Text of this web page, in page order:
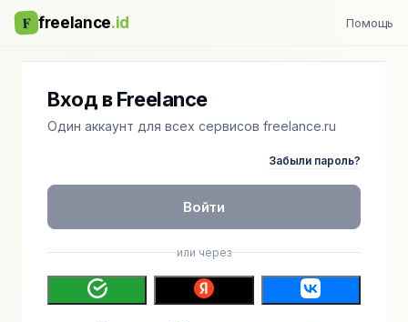
F freelance.id Помощь
Вход в Freelance
Один аккаунт для всех сервисов freelance.ru
Забыли пароль?
Войти
или через